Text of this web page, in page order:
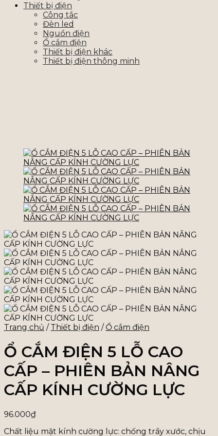
Thiết bị điện
Công tắc
Đèn led
Nguồn điện
Ổ cắm điện
Thiết bị điện khác
Thiết bị điện thông minh
Trang chủ / Thiết bị điện / Ổ cắm điện
Ổ CẮM ĐIỆN 5 LỖ CAO
CẤP – PHIÊN BẢN NÂNG
CẤP KÍNH CƯỜNG LỰC
96.000₫
Chất liệu mặt kính cường lực: chống trầy xước, chịu